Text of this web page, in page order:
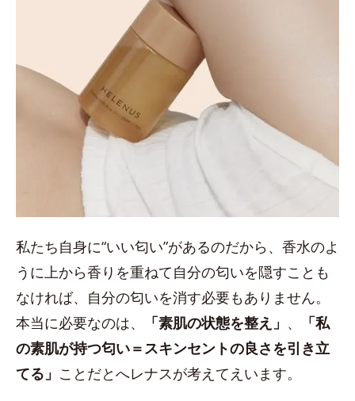
私たち自身に“いい匂い”があるのだから、香水のよ
うに上から香りを重ねて自分の匂いを隠すことも
なければ、自分の匂いを消す必要もありません。
本当に必要なのは、
「素肌の状態を整え」 、
「私
の素肌が持つ匂い＝スキンセントの良さを引き立
てる」 ことだとへレナスが考えてえいます。